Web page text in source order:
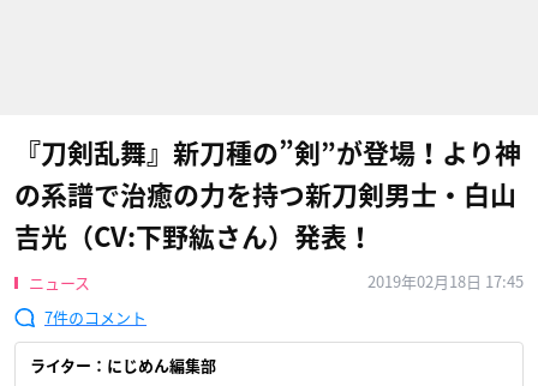
『刀剣乱舞』新刀種の”剣”が登場！より神
の系譜で治癒の力を持つ新刀剣男士・白山
吉光（CV:下野紘さん）発表！
ニュース
2019年02月18日 17:45
7
ライター：にじめん編集部